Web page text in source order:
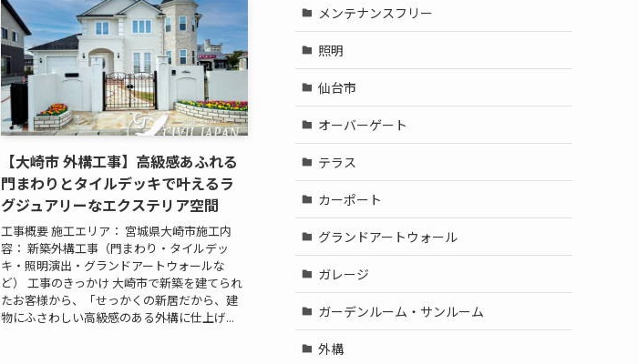
【大崎市 外構工事】高級感あふれる
門まわりとタイルデッキで叶えるラ
グジュアリーなエクステリア空間
工事概要 施工エリア： 宮城県大崎市施工内
容： 新築外構工事（門まわり・タイルデッ
キ・照明演出・グランドアートウォールな
ど） 工事のきっかけ 大崎市で新築を建てられ
たお客様から、「せっかくの新居だから、建
物にふさわしい高級感のある外構に仕上げ...
メンテナンスフリー
照明
仙台市
オーバーゲート
テラス
カーポート
グランドアートウォール
ガレージ
ガーデンルーム・サンルーム
外構